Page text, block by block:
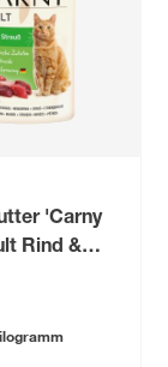
'Carny
Rind &
g